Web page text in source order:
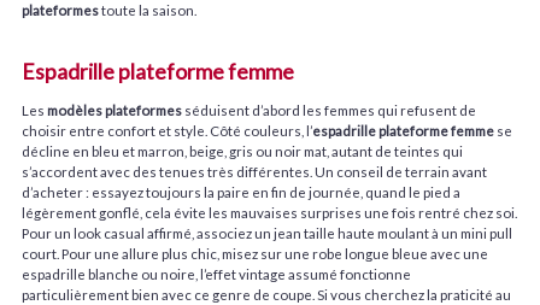
plateformestoute la saison.
Espadrille plateforme femme
Les modèles plateformesséduisent d’abord les femmes qui refusent de
choisir entre confort et style. Côté couleurs, l’espadrille plateforme femmese
décline en bleu et marron, beige, gris ou noir mat, autant de teintes qui
s’accordent avec des tenues très différentes. Un conseil de terrain avant
d’acheter : essayez toujours la paire en fin de journée, quand le pied a
légèrement gonflé, cela évite les mauvaises surprises une fois rentré chez soi.
Pour un look casual affirmé, associez un jean taille haute moulant à un mini pull
court. Pour une allure plus chic, misez sur une robe longue bleue avec une
espadrille blanche ou noire, l’effet vintage assumé fonctionne
particulièrement bien avec ce genre de coupe. Si vous cherchez la praticité au